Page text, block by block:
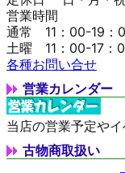
営業時間
通常 11：00-19：
土曜 11：00-17：
各種お問い合せ
営業カレンダー
当店の営業予定や
古物商取扱い